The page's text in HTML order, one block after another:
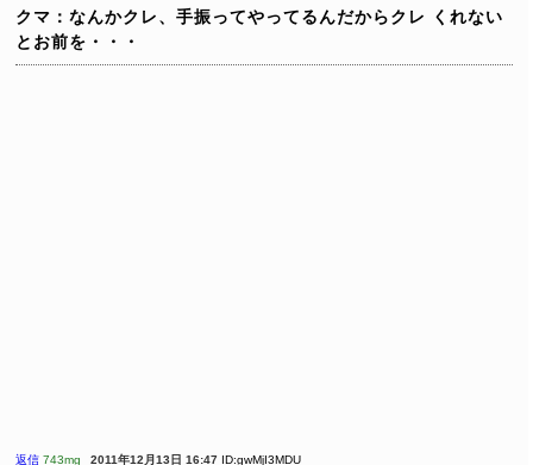
クマ：なんかクレ、手振ってやってるんだからクレ
くれない
とお前を・・・
返信 743mg 2011年12月13日 16:47 ID:gwMjI3MDU